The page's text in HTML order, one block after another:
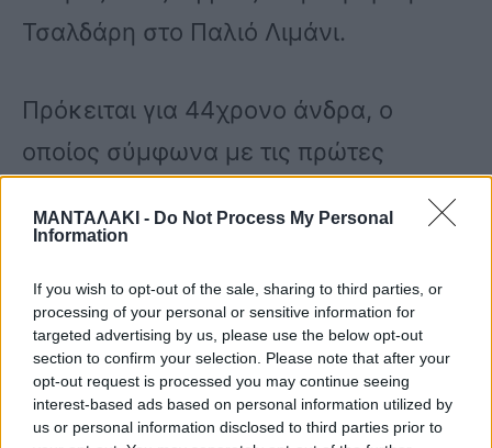
ΜΑΝΤΑΛΑΚΙ - Do Not Process My Personal
Information
If you wish to opt-out of the sale, sharing to third parties, or
processing of your personal or sensitive information for
targeted advertising by us, please use the below opt-out
section to confirm your selection. Please note that after your
opt-out request is processed you may continue seeing
interest-based ads based on personal information utilized by
us or personal information disclosed to third parties prior to
Τσαλδάρη στο Παλιό Λιμάνι.
Πρόκειται για 44χρονο άνδρα, ο
οποίος σύμφωνα με τις πρώτες
πληροφορίες, φέρει χτυπήματα στο
κεφάλι, με τις Αρχές στις Σπέτσες να
ερευνούν τις συνθήκες του
περιστατικού.
Όπως αναφέρουν οι ίδιες
πληροφορίες, ήταν μέλος